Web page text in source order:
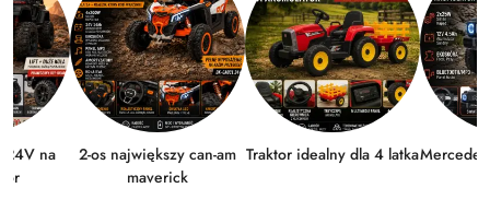
24V na
2-os największy can-am
maverick
Traktor idealny dla 4 latka